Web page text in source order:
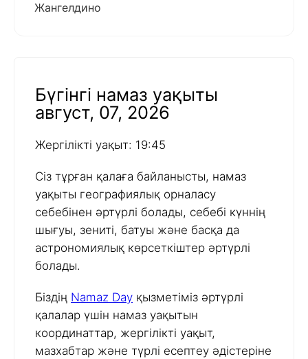
Жангелдино
Бүгінгі намаз уақыты
август, 07, 2026
Жергілікті уақыт: 19:45
Сіз тұрған қалаға байланысты, намаз
уақыты географиялық орналасу
себебінен әртүрлі болады, себебі күннің
шығуы, зениті, батуы және басқа да
астрономиялық көрсеткіштер әртүрлі
болады.
Біздің Namaz Day қызметіміз әртүрлі
қалалар үшін намаз уақытын
координаттар, жергілікті уақыт,
мазхабтар және түрлі есептеу әдістеріне